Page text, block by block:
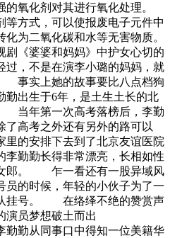
氧化剂对其进行氧化处理。
等方式，可以使报废电子元件中
为二氧化碳和水等无害物质。
剧《婆婆和妈妈》中护女心切的
，不是在演李小璐的妈妈，就
实上她的故事要比八点档狗
出生于6年，是土生土长的北
当年第一次高考落榜后，李勤
了高考之外还有另外的路可以
的安排下去到了北京友谊医院
勤长得非常漂亮，长相如性
郎。 乍一看还有一股异域风
的时候，年轻的小伙子为了一
挂号。 在络绎不绝的赞赏声
演员梦想破土而出
同事口中得知一位美籍华